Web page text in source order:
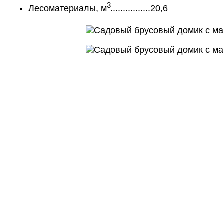
Лесоматериалы, м3................20,6